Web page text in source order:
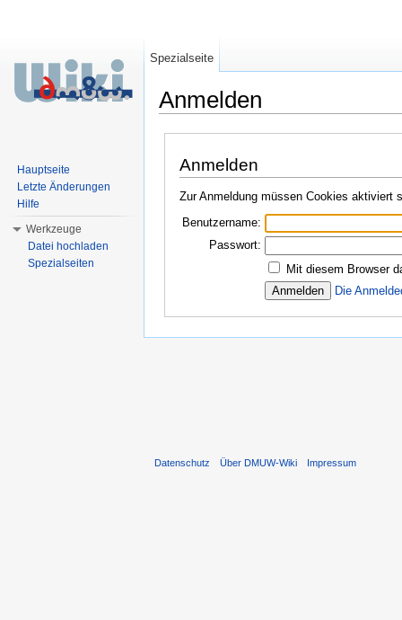
Anmelden
Anmelden
Zur Anmeldung müssen Cookies aktiviert
Benutzername:
Passwort:
Mit diesem Browser
Die
Spezialseite
Hauptseite
Letzte Änderungen
Hilfe
Werkzeuge
Datei hochladen
Spezialseiten
Datenschutz Über DMUW-Wiki Impressum